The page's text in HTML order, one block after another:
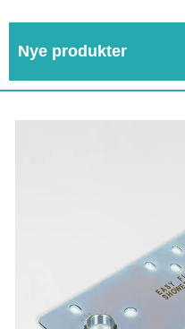
Nye produkter